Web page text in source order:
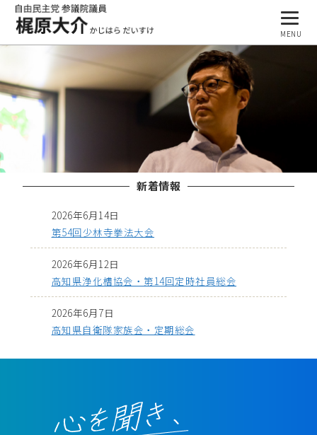
1 2 3 4
新着情報
2026年6月14日
第54回少林寺拳法大会
2026年6月12日
高知県浄化槽協会・第14回定時社員総会
2026年6月7日
高知県自衛隊家族会・定期総会
2026年6月7日
2026年3月21日
黒潮町合併20周年記念式典
MENU
プロフィール
基本理念
事務所案内
ブログ